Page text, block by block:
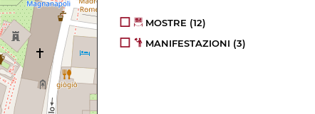
MOSTRE (12)
MANIFESTAZIONI (3)